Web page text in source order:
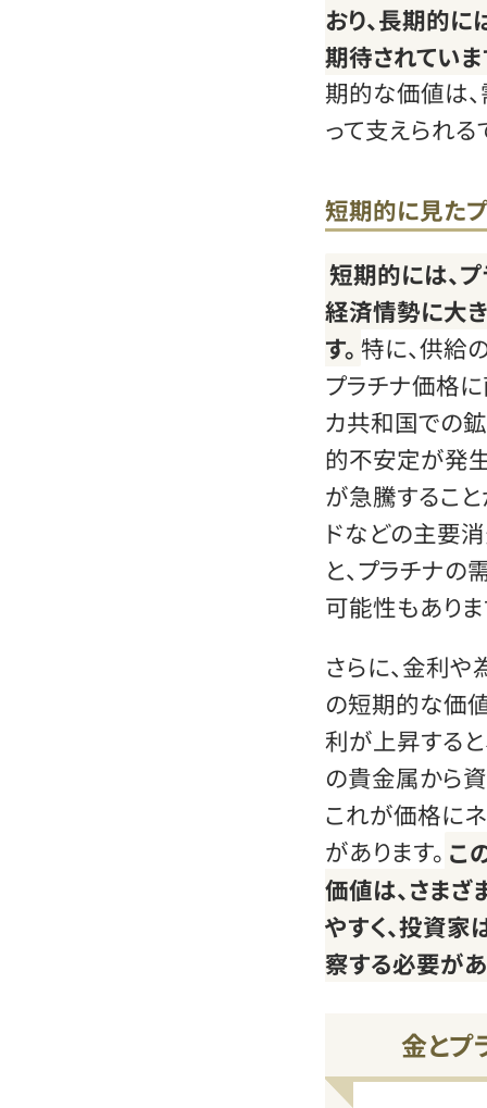
おり、長期的
期待されていま
期的な価値は
って支えられる
短期的に見た
短期的には、
経済情勢に大
す。 特に、供給
プラチナ価格に
カ共和国での
的不安定が発
が急騰すること
ドなどの主要
と、プラチナ
可能性もありま
さらに、金利
の短期的な価
利が上昇する
の貴金属から
これが価格に
があります。 こ
価値は、さま
やすく、投資
察する必要があ
金とプ